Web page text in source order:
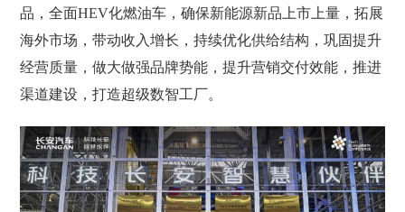
品，全面HEV化燃油车，确保新能源新品上市上量，拓展
海外市场，带动收入增长，持续优化供给结构，巩固提升
经营质量，做大做强品牌势能，提升营销交付效能，推进
渠道建设，打造超级数智工厂。